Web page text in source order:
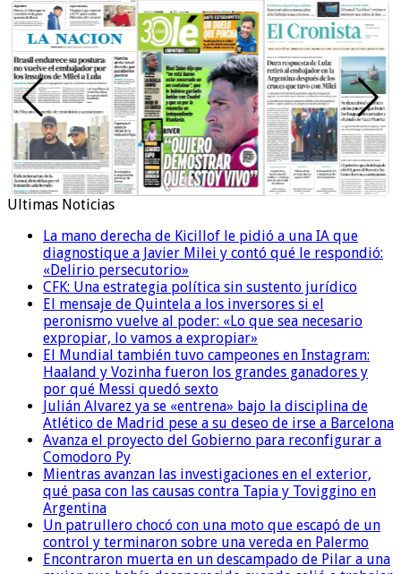
Ultimas Noticias
La mano derecha de Kicillof le pidió a una IA que
diagnostique a Javier Milei y contó qué le respondió:
«Delirio persecutorio»
CFK: Una estrategia política sin sustento jurídico
El mensaje de Quintela a los inversores si el
peronismo vuelve al poder: «Lo que sea necesario
expropiar, lo vamos a expropiar»
El Mundial también tuvo campeones en Instagram:
Haaland y Vozinha fueron los grandes ganadores y
por qué Messi quedó sexto
Julián Alvarez ya se «entrena» bajo la disciplina de
Atlético de Madrid pese a su deseo de irse a Barcelona
Avanza el proyecto del Gobierno para reconfigurar a
Comodoro Py
Mientras avanzan las investigaciones en el exterior,
qué pasa con las causas contra Tapia y Toviggino en
Argentina
Un patrullero chocó con una moto que escapó de un
control y terminaron sobre una vereda en Palermo
Encontraron muerta en un descampado de Pilar a una